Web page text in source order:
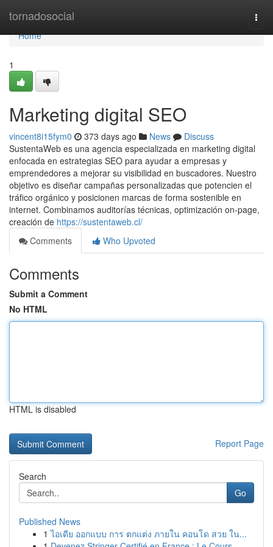
tornadosocial
Home
Home
1
Marketing digital SEO
vincent8i15fym0 373 days ago News
Discuss
SustentaWeb es una agencia especializada en marketing digital
enfocada en estrategias SEO para ayudar a empresas y
emprendedores a mejorar su visibilidad en buscadores. Nuestro
objetivo es diseñar campañas personalizadas que potencien el
tráfico orgánico y posicionen marcas de forma sostenible en
internet. Combinamos auditorías técnicas, optimización on-page,
creación de https://sustentaweb.cl/
Comments
Who Upvoted
Comments
Submit a Comment
No HTML
HTML is disabled
Report Page
Search
Go
Published News
1 ไอเดีย ออกแบบ การ ตกแต่ง ภายใน คอนโด สวย ใน...